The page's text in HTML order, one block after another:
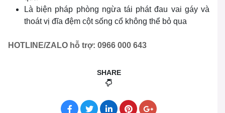
Là biện pháp phòng ngừa tái phát đau vai gáy và
thoát vị đĩa đệm cột sống cổ không thể bỏ qua
HOTLINE/ZALO hỗ trợ: 0966 000 643
SHARE